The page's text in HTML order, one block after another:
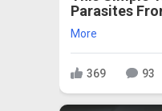
Parasites
More
369 93